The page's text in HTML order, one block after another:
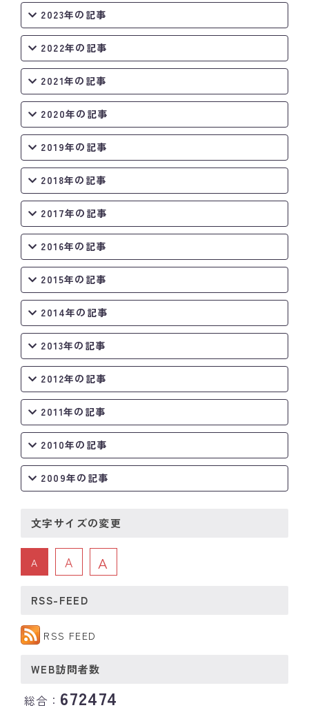
2023年の記事
2022年の記事
2021年の記事
2020年の記事
2019年の記事
2018年の記事
2017年の記事
2016年の記事
2015年の記事
2014年の記事
2013年の記事
2012年の記事
2011年の記事
2010年の記事
2009年の記事
文字サイズの変更
A A A
RSS-FEED
RSS FEED
WEB訪問者数
総合： 672474